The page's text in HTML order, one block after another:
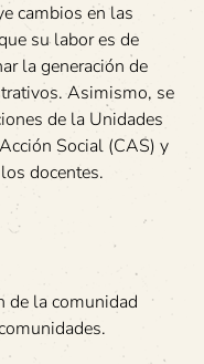
cambios en las
su labor es de
la generación de
Asimismo, se
de la Unidades
Social (CAS) y
docentes.
de la comunidad